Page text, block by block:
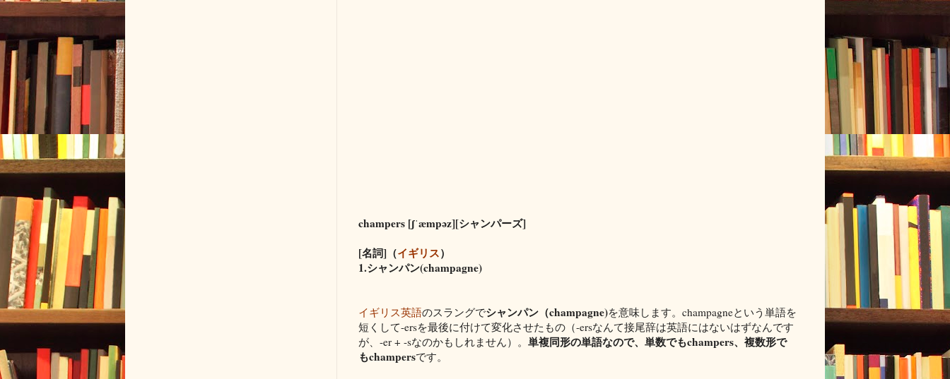
champers [ʃˈæmpəz][シャンパーズ]
[名詞]（イギリス）
1.シャンパン(champagne)
イギリス英語のスラングでシャンパン（champagne)を意味します。champagneという単語を
短くして-ersを最後に付けて変化させたもの（-ersなんて接尾辞は英語にはないはずなんです
が、-er + -sなのかもしれません）。 単複同形の単語なので、単数でもchampers、複数形で
もchampersです。